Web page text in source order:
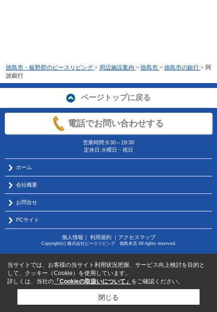
徳島市・板野郡のピースリビング > 周辺施設案内 > 徳島市 > 徳島市の銀行 > 阿
波銀行
ページトップに戻る
電話でお問い合わせする
営業時間:9:30～19:30
定休日:火曜日・祝日
ホーム
会社概要
お問合せ
PCサイト
個人情報 ｜ 利用規約｜ アクセスマップ
Copyright(c) 株式会社ピースリビング 徳島本店 All rights reserved.
当サイトでは、お客様の当サイト利用状況把握、サービス向上検討を目的と
して、クッキー（Cookie）を使用しています。
詳しくは、当社の 「Cookieの取扱いについて」 をご確認ください。
閉じる